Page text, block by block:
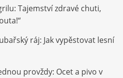
Tajemství zdravé chuti,
ráj: Jak vypěstovat lesní
provždy: Ocet a pivo v